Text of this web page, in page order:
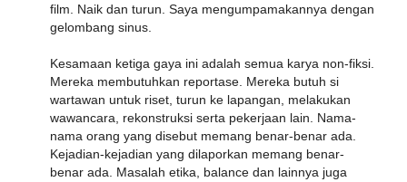
film. Naik dan turun. Saya mengumpamakannya dengan
gelombang sinus.
Kesamaan ketiga gaya ini adalah semua karya non-fiksi.
Mereka membutuhkan reportase. Mereka butuh si
wartawan untuk riset, turun ke lapangan, melakukan
wawancara, rekonstruksi serta pekerjaan lain. Nama-
nama orang yang disebut memang benar-benar ada.
Kejadian-kejadian yang dilaporkan memang benar-
benar ada. Masalah etika, balance dan lainnya juga